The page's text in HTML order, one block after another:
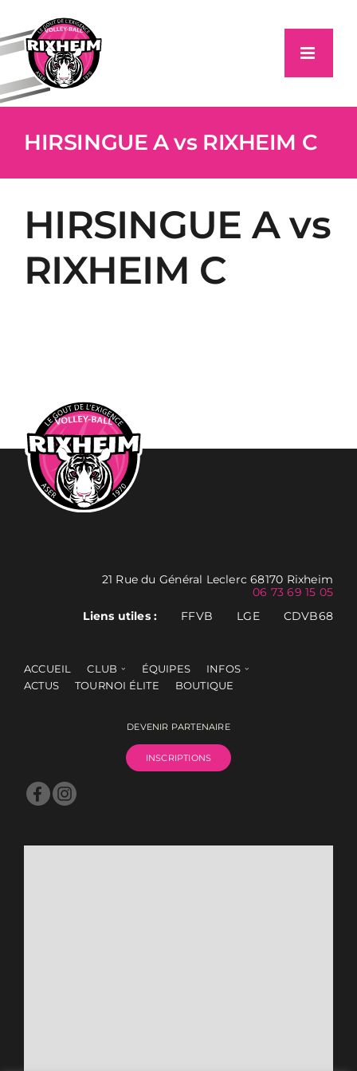
contenu
HIRSINGUE A vs RIXHEIM C
HIRSINGUE A vs
RIXHEIM C
21 Rue du Général Leclerc 68170 Rixheim
06 73 69 15 05
Liens utiles :
FFVB LGE CDVB68
ACCUEIL CLUB ÉQUIPES
INFOS
ACTUS
TOURNOI ÉLITE BOUTIQUE
DEVENIR PARTENAIRE
INSCRIPTIONS